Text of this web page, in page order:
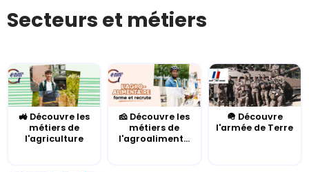
Secteurs et métiers
🚜 Découvre les
métiers de
l'agriculture
🧀 Découvre les
métiers de
l'agroaliment...
🪖 Découvre
l'armée de Terre